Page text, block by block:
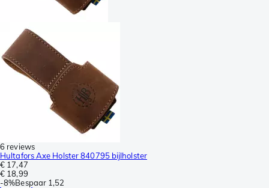
6 reviews
Hultafors Axe Holster 840795 bijlholster
€ 17,47
€ 18,99
-8%Bespaar 1,52